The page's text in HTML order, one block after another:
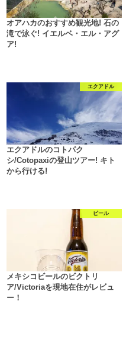
オアハカのおすすめ観光地! 石の
滝で泳ぐ! イエルベ・エル・アグ
ア!
エクアドル
エクアドルのコトパク
シ/Cotopaxiの登山ツアー! キト
から行ける!
ビール
メキシコビールのビクトリ
ア/Victoriaを現地在住がレビュ
ー！